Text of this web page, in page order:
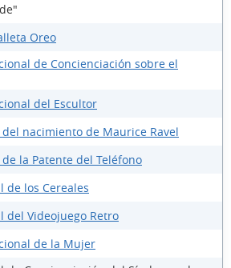
Oreo
de Concienciación sobre el
del Escultor
nacimiento de Maurice Ravel
la Patente del Teléfono
de los Cereales
del Videojuego Retro
de la Mujer